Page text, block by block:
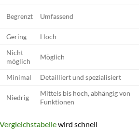
Begrenzt Umfassend
Gering Hoch
Nicht
möglich
Möglich
Minimal Detailliert und spezialisiert
Niedrig
Mittels bis hoch, abhängig von
Funktionen
Vergleichstabellewird schnell